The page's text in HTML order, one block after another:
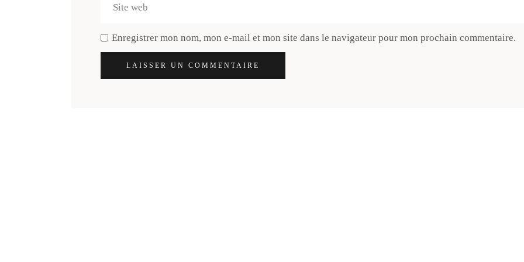
Enregistrer mon nom, mon e-mail et mon site dans le navigateur pour mon prochain commentaire.
LAISSER UN COMMENTAIRE